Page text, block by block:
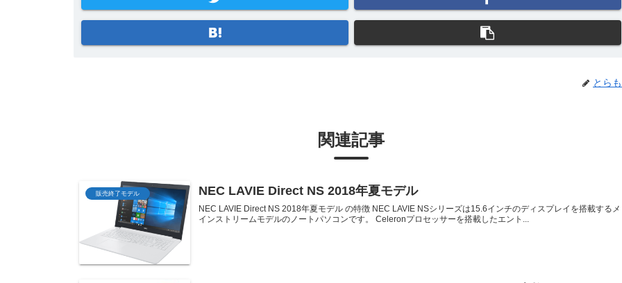
とらも
関連記事
販売終了モデル NEC LAVIE Direct NS 2018年夏モデル
NEC LAVIE Direct NS 2018年夏モデル の特徴 NEC LAVIE NSシリーズは15.6インチのディスプレイを搭載するメ
インストリームモデルのノートパソコンです。 Celeronプロセッサーを搭載したエント...